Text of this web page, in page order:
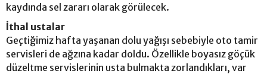
kaydında sel zararı olarak görülecek.
İthal ustalar
Geçtiğimiz hafta yaşanan dolu yağışı sebebiyle oto tamir
servisleri de ağzına kadar doldu. Özellikle boyasız göçük
düzeltme servislerinin usta bulmakta zorlandıkları, var